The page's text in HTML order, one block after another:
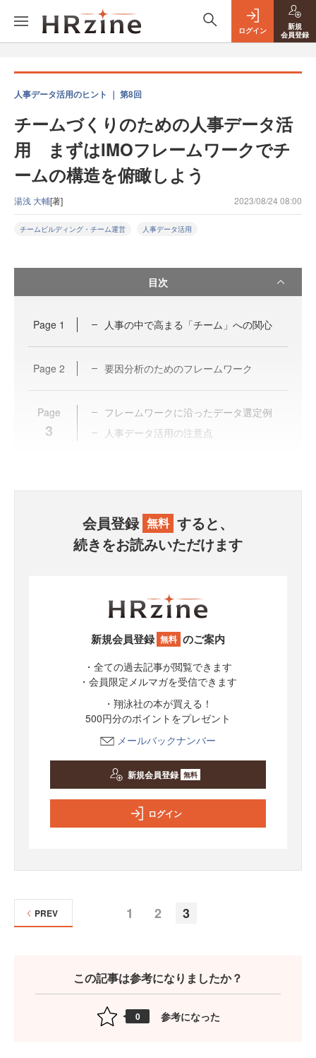
ログイン
新規
会員登録
人事データ活用のヒント ｜ 第8回
チームづくりのための人事データ活
用 まずはIMOフレームワークでチ
ームの構造を俯瞰しよう
湯浅 大輔[著] 2023/08/24 08:00
チームビルディング・チーム運営 人事データ活用
目次
Page 1 人事の中で高まる「チーム」への関心
Page 2 要因分析のためのフレームワーク
Page
3
フレームワークに沿ったデータ選定例
人事データ活用の注意点
会員登録 無料 すると、
続きをお読みいただけます
新規会員登録 無料 のご案内
・全ての過去記事が閲覧できます
・会員限定メルマガを受信できます
・翔泳社の本が買える！
500円分のポイントをプレゼント
メールバックナンバー
新規会員登録 無料
ログイン
1 2 3
PREV
この記事は参考になりましたか？
0 参考になった